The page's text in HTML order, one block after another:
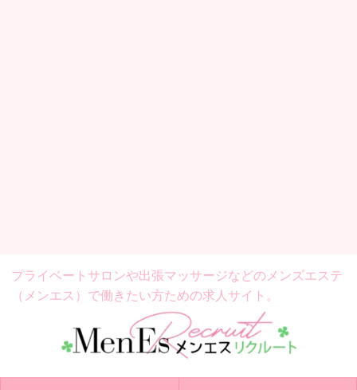
プライベートサロンや出張マッサージなどの メンズエステ
（メンエス）で働きたい方ための求人サイト。